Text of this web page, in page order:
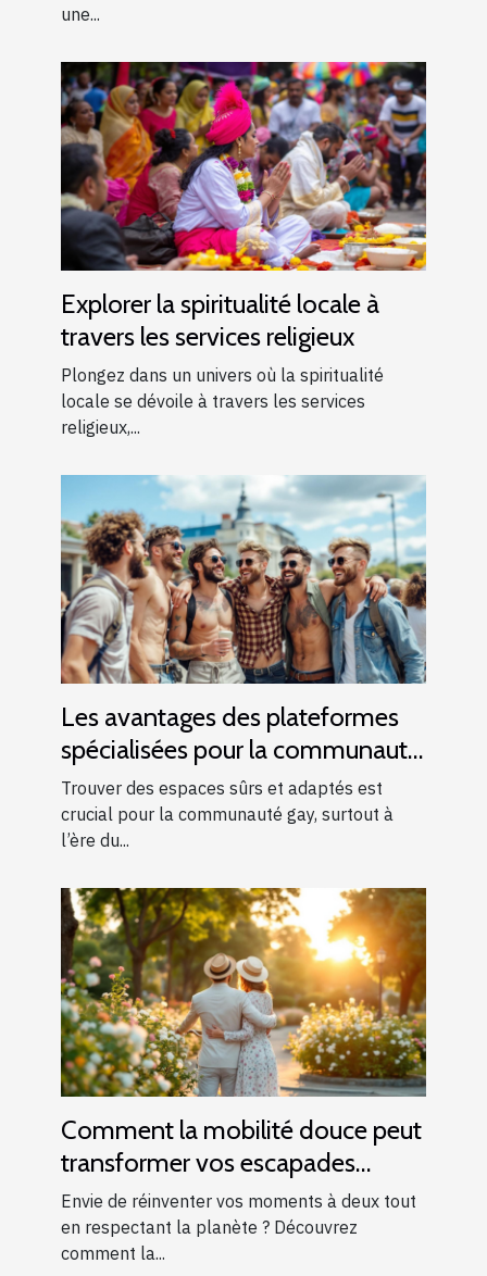
une...
Explorer la spiritualité locale à
travers les services religieux
Plongez dans un univers où la spiritualité
locale se dévoile à travers les services
religieux,...
Les avantages des plateformes
spécialisées pour la communauté
gay
Trouver des espaces sûrs et adaptés est
crucial pour la communauté gay, surtout à
l’ère du...
Comment la mobilité douce peut
transformer vos escapades
romantiques ?
Envie de réinventer vos moments à deux tout
en respectant la planète ? Découvrez
comment la...